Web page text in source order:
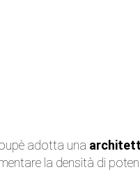
adotta una
la densità di